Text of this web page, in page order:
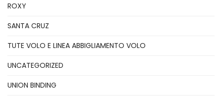
ROXY
SANTA CRUZ
TUTE VOLO E LINEA ABBIGLIAMENTO VOLO
UNCATEGORIZED
UNION BINDING